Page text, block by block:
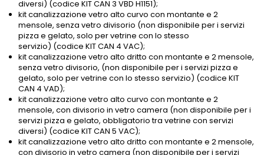
diversi) (codice KIT CAN 3 VBD H1151);
kit canalizzazione vetro alto curvo con montante e 2
mensole, senza vetro divisorio (non disponibile per i servizi
pizza e gelato, solo per vetrine con lo stesso
servizio) (codice KIT CAN 4 VAC);
kit canalizzazione vetro alto dritto con montante e 2 mensole,
senza vetro divisorio, (non disponibile per i servizi pizza e
gelato, solo per vetrine con lo stesso servizio) (codice KIT
CAN 4 VAD);
kit canalizzazione vetro alto curvo con montante e 2
mensole, con divisorio in vetro camera (non disponibile per i
servizi pizza e gelato, obbligatorio tra vetrine con servizi
diversi) (codice KIT CAN 5 VAC);
kit canalizzazione vetro alto dritto con montante e 2 mensole,
con divisorio in vetro camera (non disponibile per i servizi